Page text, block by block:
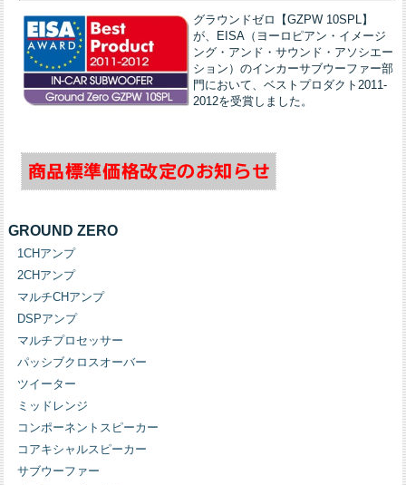
グラウンドゼロ【GZPW 10SPL】
が、EISA（ヨーロピアン・イメージ
ング・アンド・サウンド・アソシエー
ション）のインカーサブウーファー部
門において、ベストプロダクト2011-
2012を受賞しました。
GROUND ZERO
1CHアンプ
2CHアンプ
マルチCHアンプ
DSPアンプ
マルチプロセッサー
パッシブクロスオーバー
ツイーター
ミッドレンジ
コンポーネントスピーカー
コアキシャルスピーカー
サブウーファー